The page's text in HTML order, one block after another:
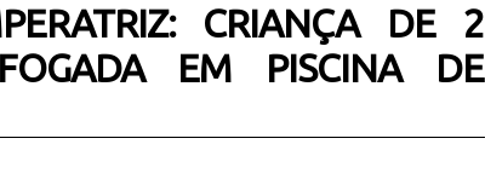
CRIANÇA DE 2
EM PISCINA DE